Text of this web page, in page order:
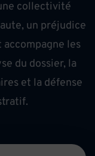
collectivité
un préjudice
les
du dossier, la
et la défense